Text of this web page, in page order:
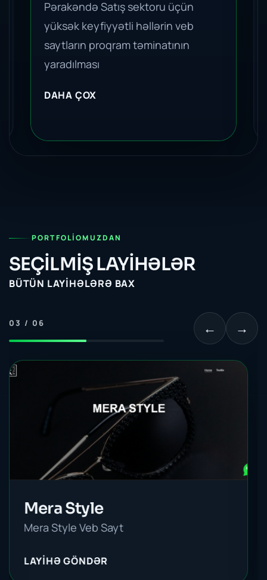
Pərakəndə Satış sektoru üçün
yüksək keyfiyyətli həllərin veb
saytların proqram təminatının
yaradılması
DAHA ÇOX
PORTFOLIOMUZDAN
SEÇİLMİŞ LAYİHƏLƏR
BÜTÜN LAYIHƏLƏRƏ BAX
04 / 06 ← →
Mera az
Mera Style Brendinq və Loqo
LAYİHƏ GÖNDƏR